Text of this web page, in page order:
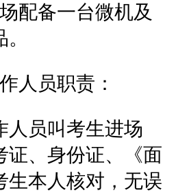
备一台微机及
员职责：
员叫考生进场
证、身份证、《面
生本人核对，无误